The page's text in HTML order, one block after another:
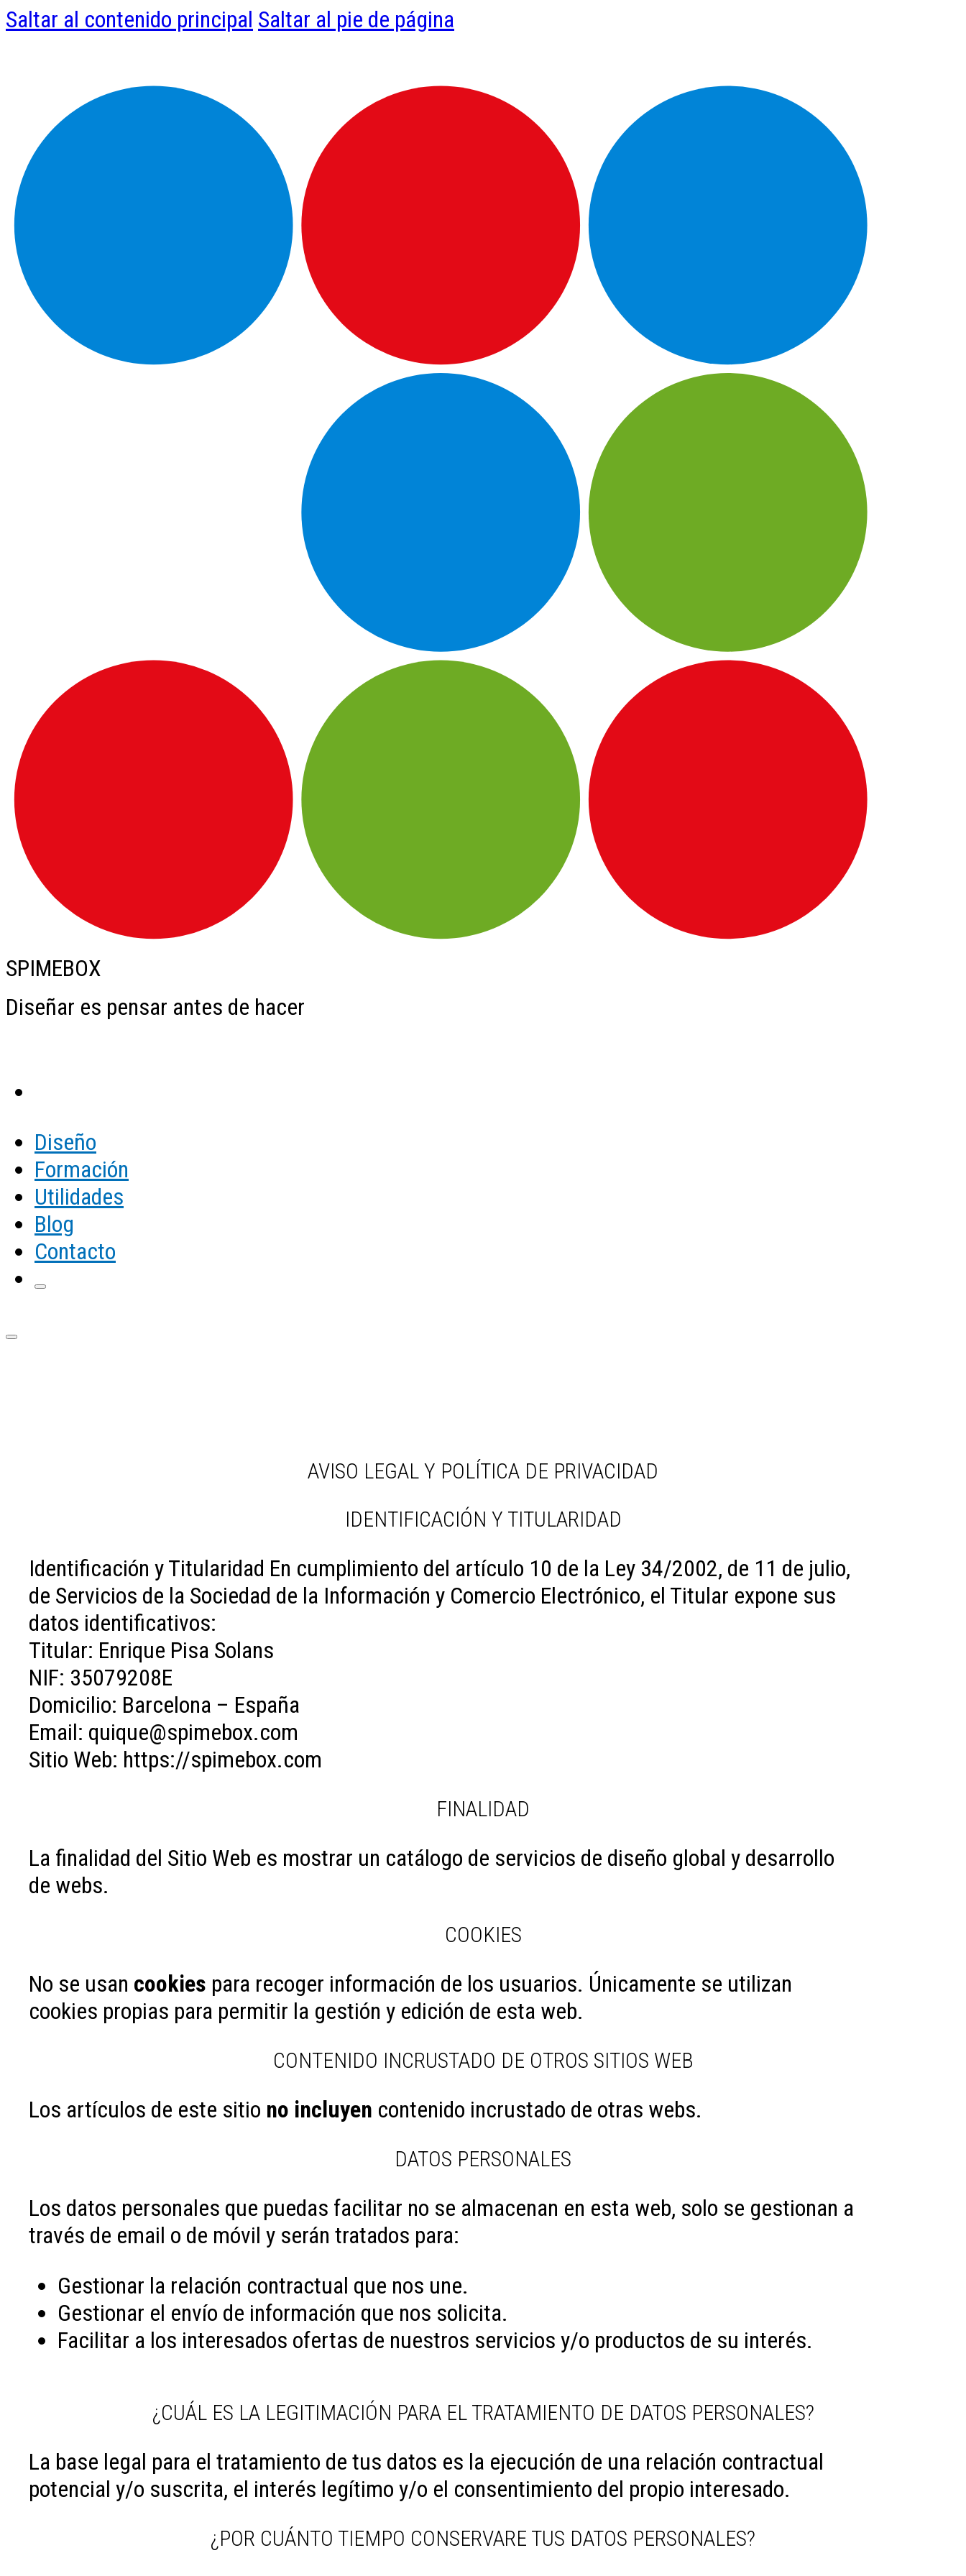
Saltar al contenido principal Saltar al pie de página
SPIMEBOX
Diseñar es pensar antes de hacer
Diseño
Formación
Utilidades
Blog
Contacto
AVISO LEGAL Y POLÍTICA DE PRIVACIDAD
IDENTIFICACIÓN Y TITULARIDAD
Identificación y Titularidad En cumplimiento del artículo 10 de la Ley 34/2002, de 11 de julio,
de Servicios de la Sociedad de la Información y Comercio Electrónico, el Titular expone sus
datos identificativos:
Titular: Enrique Pisa Solans
NIF: 35079208E
Domicilio: Barcelona – España
Email: quique@spimebox.com
Sitio Web: https://spimebox.com
FINALIDAD
La finalidad del Sitio Web es mostrar un catálogo de servicios de diseño global y desarrollo
de webs.
COOKIES
No se usan cookies para recoger información de los usuarios. Únicamente se utilizan
cookies propias para permitir la gestión y edición de esta web.
CONTENIDO INCRUSTADO DE OTROS SITIOS WEB
Los artículos de este sitio no incluyen contenido incrustado de otras webs.
DATOS PERSONALES
Los datos personales que puedas facilitar no se almacenan en esta web, solo se gestionan a
través de email o de móvil y serán tratados para:
Gestionar la relación contractual que nos une.
Gestionar el envío de información que nos solicita.
Facilitar a los interesados ofertas de nuestros servicios y/o productos de su interés.
¿CUÁL ES LA LEGITIMACIÓN PARA EL TRATAMIENTO DE DATOS PERSONALES?
La base legal para el tratamiento de tus datos es la ejecución de una relación contractual
potencial y/o suscrita, el interés legítimo y/o el consentimiento del propio interesado.
¿POR CUÁNTO TIEMPO CONSERVARE TUS DATOS PERSONALES?